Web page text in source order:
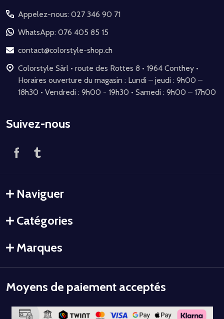
pied
de
page
Appelez-nous: 027 346 90 71
WhatsApp: 076 405 85 15
contact@colorstyle-shop.ch
Colorstyle Sàrl • route des Rottes 8 • 1964 Conthey •
Horaires ouverture du magasin : Lundi – jeudi : 9h00 –
18h30 • Vendredi : 9h00 - 19h30 • Samedi : 9h00 – 17h00
Suivez-nous
Naviguer
Catégories
Marques
Moyens de paiement acceptés